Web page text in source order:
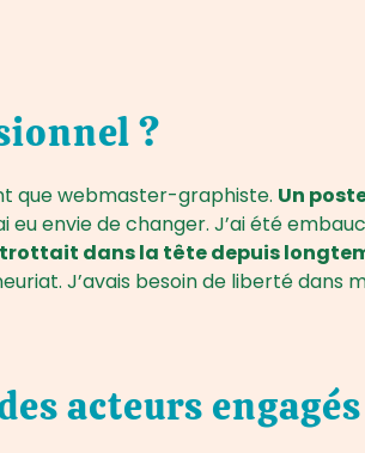
?
que webmaster-graphiste. Un
eu envie de changer. J’ai été
trottait dans la tête depuis
J’avais besoin de liberté dans
acteurs